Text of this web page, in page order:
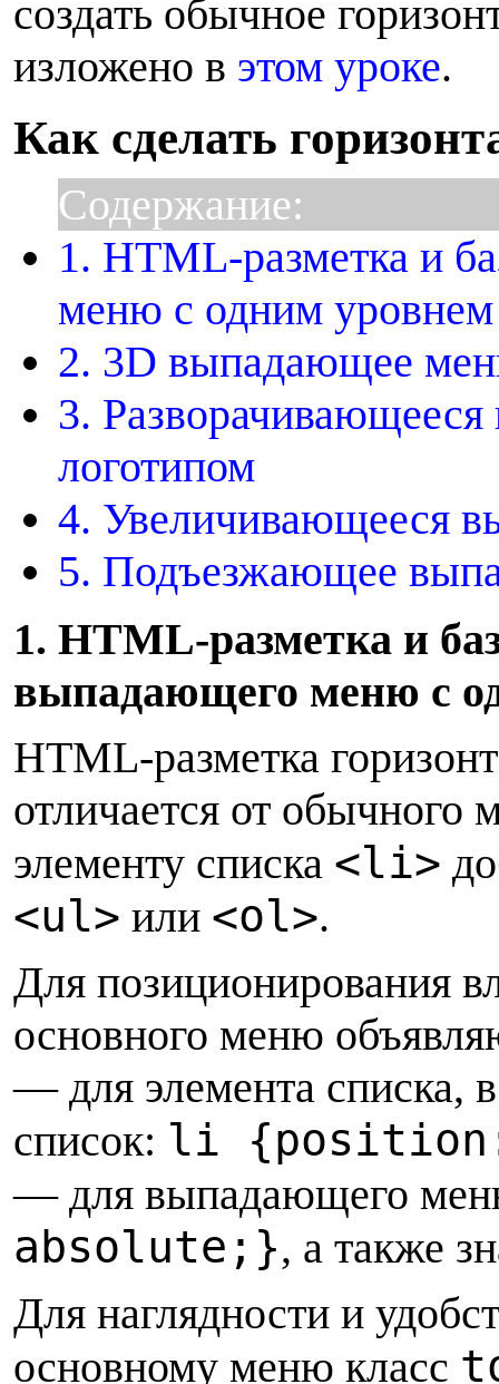
создать обычное
изложено в этом уроке.
Как сделать
Содержание:
1. HTML-разметка и
меню с одним
2. 3D выпадающее
3.
логотипом
4. Увеличивающееся
5. Подъезжающее
1. HTML-разметка и
выпадающего меню с
HTML-разметка
отличается от
элементу списка <li>
<ul> или <оl>.
Для позиционирования
основного меню
— для элемента списка,
список: li
— для выпадающего
absolute;}, а также
Для наглядности и
основному меню класс